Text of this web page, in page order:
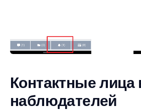
Контактные лица
наблюдателей